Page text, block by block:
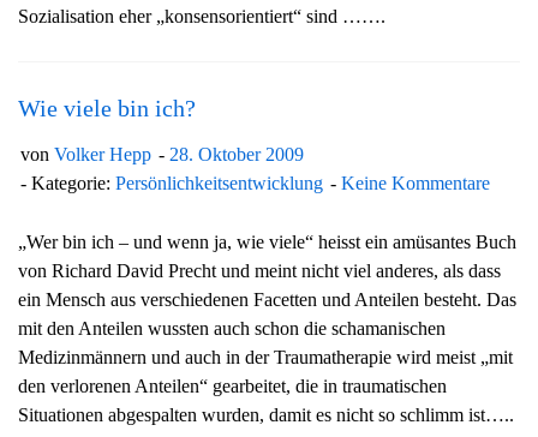
Sozialisation eher „konsensorientiert“ sind …….
Wie viele bin ich?
von Volker Hepp
28. Oktober 2009
Kategorie: Persönlichkeitsentwicklung Keine Kommentare
„Wer bin ich – und wenn ja, wie viele“ heisst ein amüsantes Buch
von Richard David Precht und meint nicht viel anderes, als dass
ein Mensch aus verschiedenen Facetten und Anteilen besteht. Das
mit den Anteilen wussten auch schon die schamanischen
Medizinmännern und auch in der Traumatherapie wird meist „mit
den verlorenen Anteilen“ gearbeitet, die in traumatischen
Situationen abgespalten wurden, damit es nicht so schlimm ist…..